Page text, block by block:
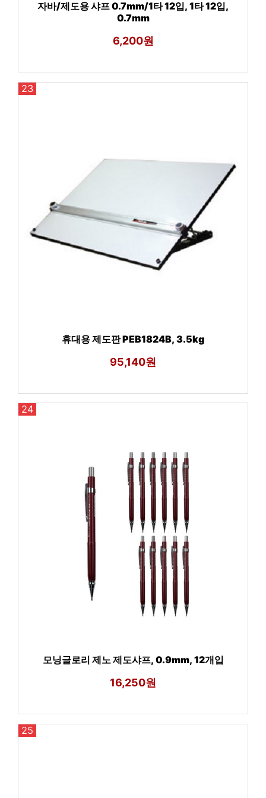
자바/제도용 샤프 0.7mm/1타 12입, 1타 12입,
0.7mm
6,200원
23
휴대용 제도판 PEB1824B, 3.5kg
95,140원
24
모닝글로리 제노 제도샤프, 0.9mm, 12개입
16,250원
25